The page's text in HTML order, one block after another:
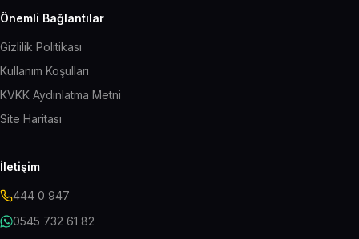
Önemli Bağlantılar
Gizlilik Politikası
Kullanım Koşulları
KVKK Aydınlatma Metni
Site Haritası
İletişim
444 0 947
0545 732 61 82